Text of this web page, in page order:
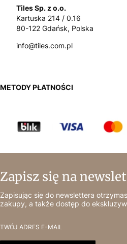
Tiles Sp. z o.o.
Kartuska 214 / 0.16
80-122 Gdańsk, Polska
info@tiles.com.pl
METODY PŁATNOŚCI
Zapisz się na
Zapisując się do newslettera
zakupy, a także dostęp do
TWÓJ ADRES E-MAIL